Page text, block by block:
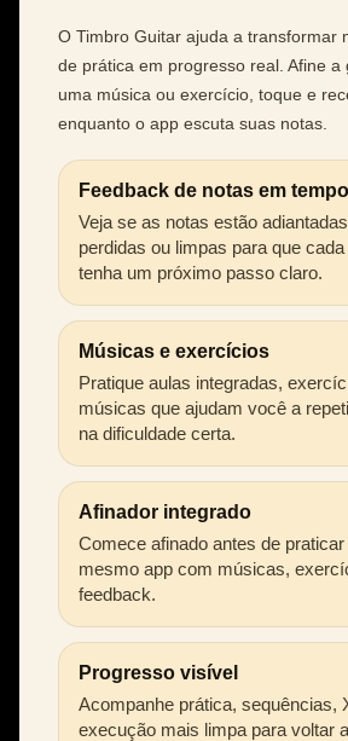
O Timbro Guitar ajuda a transformar
de prática em progresso real. Afine a
uma música ou exercício, toque e
enquanto o app escuta suas notas.
Feedback de notas em
Veja se as notas estão
perdidas ou limpas para que
tenha um próximo passo claro.
Músicas e exercícios
Pratique aulas integradas,
músicas que ajudam você a
na dificuldade certa.
Afinador integrado
Comece afinado antes de
mesmo app com músicas,
feedback.
Progresso visível
Acompanhe prática, sequências,
execução mais limpa para voltar